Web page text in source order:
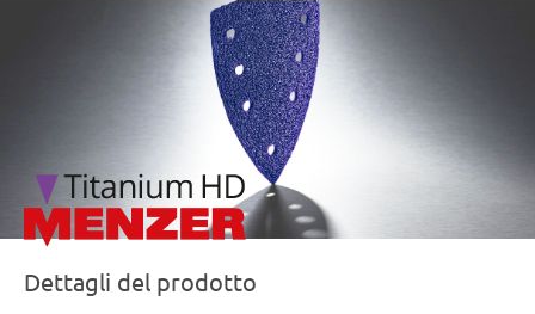
/marketing/parallax/menzer/parallax_logos/
Dettagli del prodotto